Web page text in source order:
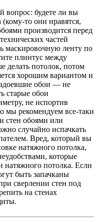
вопрос: будете ли вы
то они нравятся,
производится перед
частей
маскировочную ленту по
плинтус между
делать потолок, потом
хорошим вариантом и
обои — не
старые обои
не испортив
мы рекомендуем все-таки
стен обоями или
случайно испачкать
Вред, который вы
натяжного потолка,
которые
натяжного потолка. Если
быть запачканы
сверлении стен под
на стенах